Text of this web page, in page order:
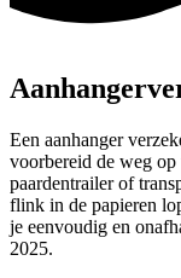
Een aanhanger
voorbereid de weg
paardentrailer of
flink in de papieren
je eenvoudig en
2025.